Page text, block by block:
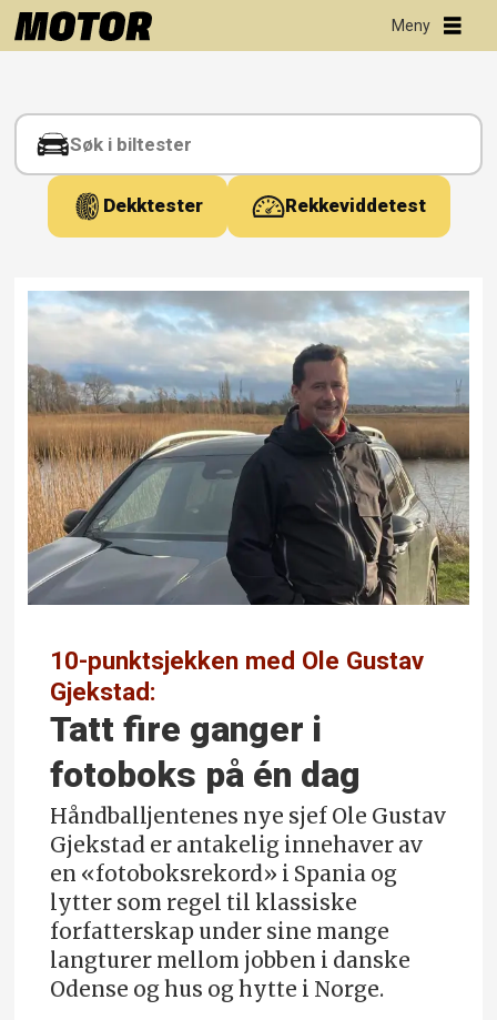
Tag:
isskrape
Dekktester Rekkeviddetest
10-punktsjekken med Ole Gustav
Gjekstad:
Tatt fire ganger i
fotoboks på én dag
Håndballjentenes nye sjef Ole Gustav
Gjekstad er antakelig innehaver av
en «fotoboks­rekord» i Spania og
lytter som regel til klassiske
forfatterskap under sine mange
langturer mellom jobben i danske
Odense og hus og hytte i Norge.